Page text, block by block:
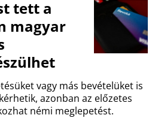
tett a
magyar
vagy más bevételüket is
azonban az előzetes
némi meglepetést.